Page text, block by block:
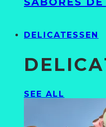
DELICATESSEN
SEE ALL